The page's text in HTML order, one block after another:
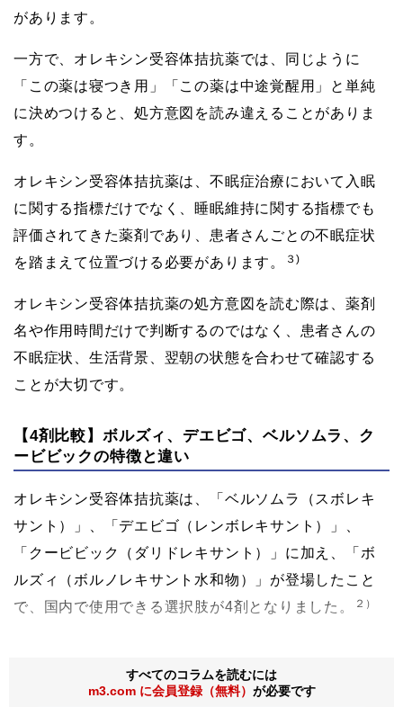
があります。
一方で、オレキシン受容体拮抗薬では、同じように
「この薬は寝つき用」「この薬は中途覚醒用」と単純
に決めつけると、処方意図を読み違えることがありま
す。
オレキシン受容体拮抗薬は、不眠症治療において入眠
に関する指標だけでなく、睡眠維持に関する指標でも
評価されてきた薬剤であり、患者さんごとの不眠症状
を踏まえて位置づける必要があります。
３)
オレキシン受容体拮抗薬の処方意図を読む際は、薬剤
名や作用時間だけで判断するのではなく、患者さんの
不眠症状、生活背景、翌朝の状態を合わせて確認する
ことが大切です。
【4剤比較】ボルズィ、デエビゴ、ベルソムラ、ク
ービビックの特徴と違い
オレキシン受容体拮抗薬は、「ベルソムラ（スボレキ
サント）」、「デエビゴ（レンボレキサント）」、
「クービビック（ダリドレキサント）」に加え、「ボ
ルズィ（ボルノレキサント水和物）」が登場したこと
で、国内で使用できる選択肢が4剤となりました。
２）
すべてのコラムを読むには
m3.com に会員登録（無料） が必要です